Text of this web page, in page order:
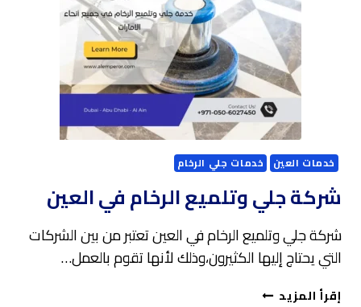
خدمات العين خدمات جلي الرخام
شركة جلي وتلميع الرخام في العين
شركة جلي وتلميع الرخام في العين تعتبر من بين الشركات
التي يحتاج إليها الكثيرون،وذلك لأنها تقوم بالعمل…
إقرأ المزيدشركة